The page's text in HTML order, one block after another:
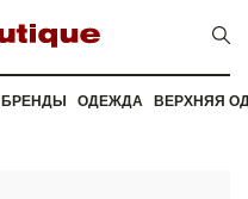
БРЕНДЫ ОДЕЖДА ВЕРХНЯЯ